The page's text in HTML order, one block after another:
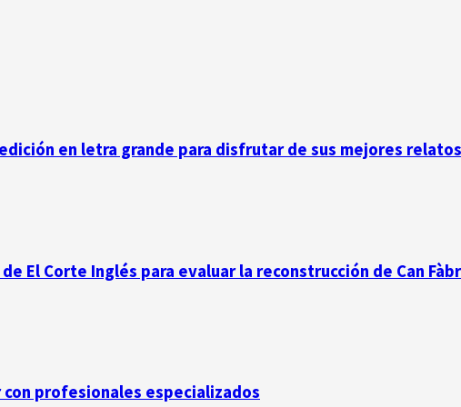
en letra grande para disfrutar de sus mejores relatos
El Corte Inglés para evaluar la reconstrucción de Can
profesionales especializados